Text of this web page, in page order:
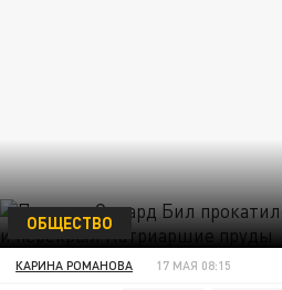
ОБЩЕСТВО
КАРИНА РОМАНОВА 17 МАЯ 08:15